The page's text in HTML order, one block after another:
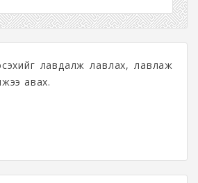
лавдалж лавлах, лавлаж
авах.